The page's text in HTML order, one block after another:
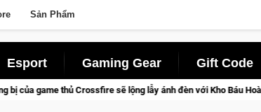
Sản Phẩm
Esport Gaming Gear Gift Code
sẽ lộng lẫy ánh đèn với Kho Báu Hoàng Gia Sapphire Neon Punk